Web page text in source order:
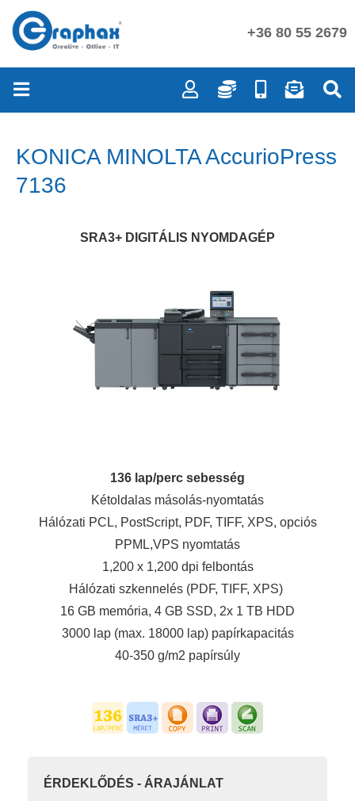
+36 80 55 2679
KONICA MINOLTA AccurioPress
7136
SRA3+ DIGITÁLIS NYOMDAGÉP
136 lap/perc sebesség
Kétoldalas másolás-nyomtatás
Hálózati PCL, PostScript, PDF, TIFF, XPS, opciós
PPML,VPS nyomtatás
1,200 x 1,200 dpi felbontás
Hálózati szkennelés (PDF, TIFF, XPS)
16 GB memória, 4 GB SSD, 2x 1 TB HDD
3000 lap (max. 18000 lap) papírkapacitás
40-350 g/m2 papírsúly
ÉRDEKLŐDÉS - ÁRAJÁNLAT